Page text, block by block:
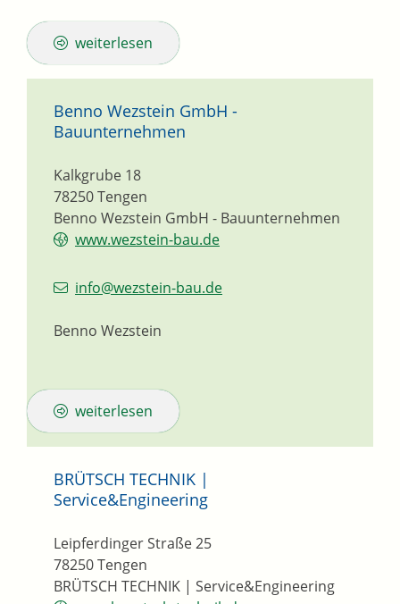
weiterlesen
Benno Wezstein GmbH -
Bauunternehmen
Benno Wezstein GmbH - Bauunternehmen
Kalkgrube 18
78250Tengen
www.wezstein-bau.de
info@wezstein-bau.de
Benno Wezstein
weiterlesen
BRÜTSCH TECHNIK |
Service&Engineering
BRÜTSCH TECHNIK | Service&Engineering
Leipferdinger Straße 25
78250Tengen